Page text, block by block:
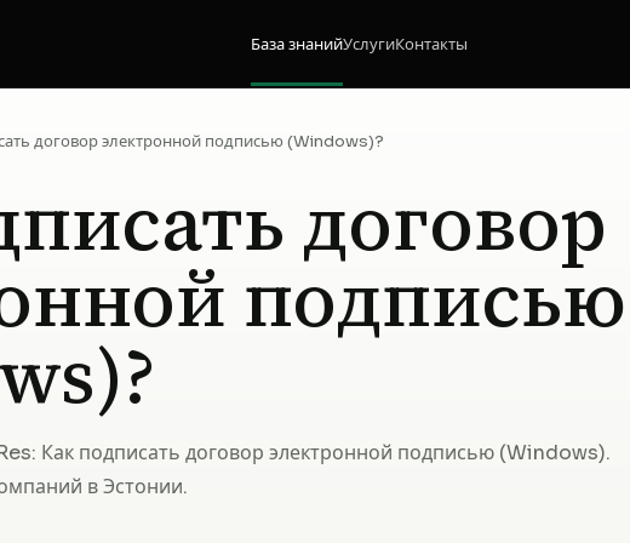
База знанийУслугиКонтакты
договор электронной подписью (Windows)?
договор
подписью
Как подписать договор электронной подписью (Windows).
в Эстонии.